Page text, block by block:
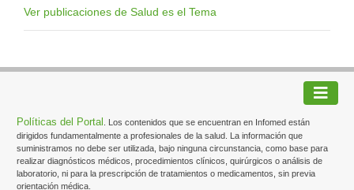
Ver publicaciones de Salud es el Tema
Políticas del Portal
. Los contenidos que se encuentran en Infomed están
dirigidos fundamentalmente a profesionales de la salud. La información que
suministramos no debe ser utilizada, bajo ninguna circunstancia, como base para
realizar diagnósticos médicos, procedimientos clínicos, quirúrgicos o análisis de
laboratorio, ni para la prescripción de tratamientos o medicamentos, sin previa
orientación médica.